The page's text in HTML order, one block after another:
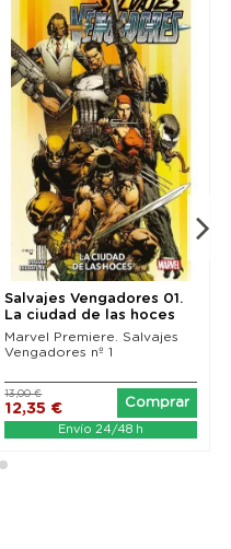
Salvajes Vengadores 01.
La ciudad de las hoces
(Marvel Premiere)
Marvel Premiere. Salvajes
Vengadores nº 1
12,35 €
13,00 €
Comprar
Envío 24/48 h